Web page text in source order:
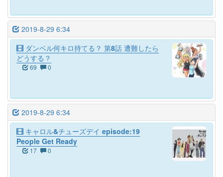
2019-8-29 6:34
ダンベル何キロ持てる？ 第8話 遭難したら
どうする？
69 0
2019-8-29 6:34
キャロル&チューズデイ episode:19
People Get Ready
17 0